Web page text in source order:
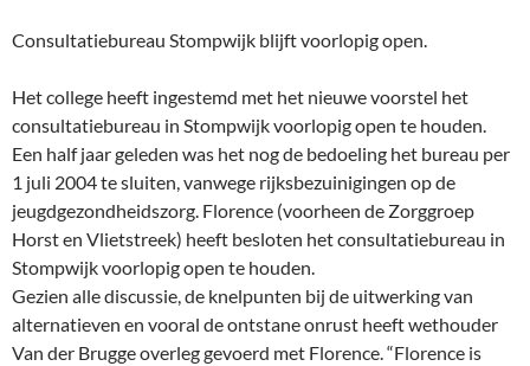
Consultatiebureau Stompwijk blijft voorlopig open.
Het college heeft ingestemd met het nieuwe voorstel het
consultatiebureau in Stompwijk voorlopig open te houden.
Een half jaar geleden was het nog de bedoeling het bureau per
1 juli 2004 te sluiten, vanwege rijksbezuinigingen op de
jeugdgezondheidszorg. Florence (voorheen de Zorggroep
Horst en Vlietstreek) heeft besloten het consultatiebureau in
Stompwijk voorlopig open te houden.
Gezien alle discussie, de knelpunten bij de uitwerking van
alternatieven en vooral de ontstane onrust heeft wethouder
Van der Brugge overleg gevoerd met Florence. “Florence is